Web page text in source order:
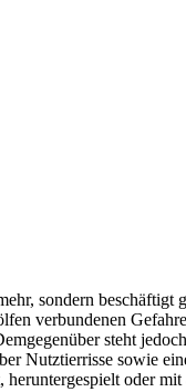
sondern
verbundenen
steht
Nutztierrisse sowie
oder